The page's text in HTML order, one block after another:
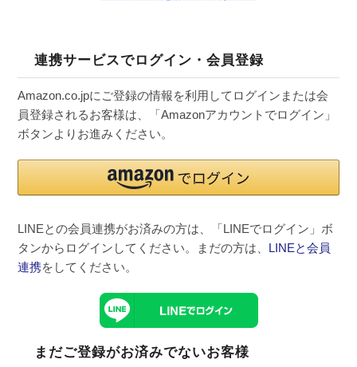
連携サービスでログイン・会員登録
Amazon.co.jpにご登録の情報を利用してログインまたは会
員登録されるお客様は、「Amazonアカウントでログイン」
ボタンよりお進みください。
LINEとの会員連携がお済みの方は、「LINEでログイン」ボ
タンからログインしてください。まだの方は、 LINEと会員
連携をしてください。
まだご登録がお済みでないお客様